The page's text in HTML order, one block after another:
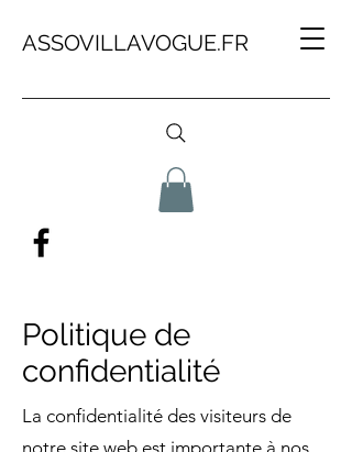
ASSOVILLAVOGUE.FR
Politique de
confidentialité
La confidentialité des visiteurs de
notre site web est importante à nos